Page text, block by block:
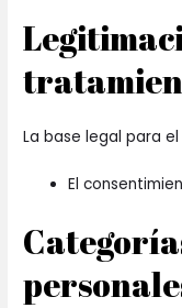
La base legal para
El